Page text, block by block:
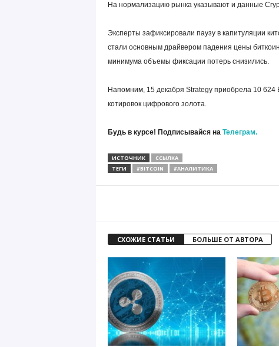
На нормализацию рынка указывают и данные
Эксперты зафиксировали паузу в капитуляции
стали основным драйвером падения цены
минимума объемы фиксации потерь снизились.
Напомним, 15 декабря Strategy приобрела 10
котировок цифрового золота.
Будь в курсе! Подписывайся на Телеграм.
ИСТОЧНИК
ССЫЛКА
ТЕГИ
#BITCOIN #АНАЛИТИКА
СХОЖИЕ СТАТЬИ БОЛЬШЕ ОТ АВТОРА